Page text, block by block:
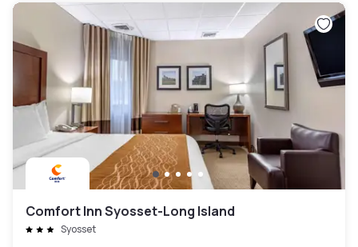
Comfort Inn Syosset-Long Island
Syosset